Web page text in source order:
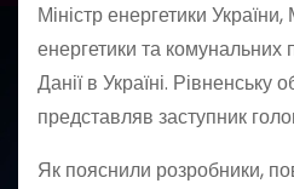
Міністр енергетики України,
енергетики та комунальних
Данії в Україні. Рівненську
представляв заступник
Як пояснили розробники,